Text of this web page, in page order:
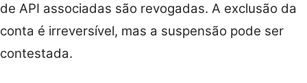
de API associadas são revogadas. A exclusão da
conta é irreversível, mas a suspensão pode ser
contestada.